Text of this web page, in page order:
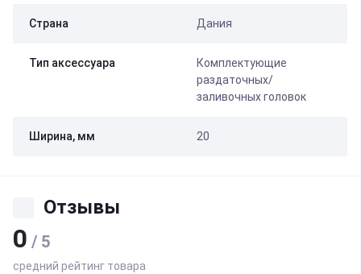
Страна Дания
Тип аксессуара
Комплектующие
раздаточных/
заливочных головок
Ширина, мм 20
Отзывы
0 / 5
средний рейтинг товара